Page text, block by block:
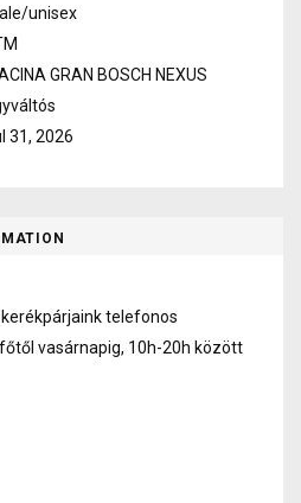
unisex
GRAN BOSCH NEXUS
31, 2026
telefonos
vasárnapig, 10h-20h között